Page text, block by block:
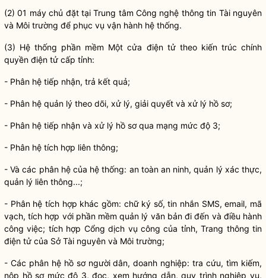
(2) 01 máy chủ đặt tại Trung tâm Công nghệ thông tin Tài nguyên
và Môi trường để phục vụ vận hành hệ thống.
(3) Hệ thống phần mềm Một cửa điện tử theo kiến trúc chính
quyền điện tử cấp tỉnh:
- Phân hệ tiếp nhận, trả kết quả;
- Phân hệ quản lý theo dõi, xử lý, giải quyết và xử lý hồ sơ;
- Phân hệ tiếp nhận và xử lý hồ sơ qua mạng mức độ 3;
- Phân hệ tích hợp liên thông;
- Và các phân hệ của hệ thống: an toàn an ninh, quản lý xác thực,
quản lý liên thông...;
- Phân hệ tích hợp khác gồm: chữ ký số, tin nhắn SMS, email, mã
vạch, tích hợp với phần mềm quản lý văn bản đi đến và điều hành
công việc; tích hợp Cổng dịch vụ công của tỉnh, Trang thông tin
điện tử của Sở Tài nguyên và Môi trường;
- Các phân hệ hồ sơ người dân, doanh nghiệp: tra cứu, tìm kiếm,
nộp hồ sơ mức độ 3, đọc, xem hướng dẫn, quy trình nghiệp vụ,